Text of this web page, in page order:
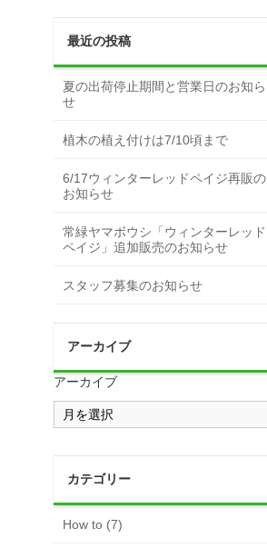
最近の投稿
夏の出荷停止期間と営業日のお知ら
せ
植木の植え付けは7/10頃まで
6/17ウィンターレッドペイジ再販の
お知らせ
常緑ヤマボウシ「ウィンターレッド
ペイジ」追加販売のお知らせ
スタッフ募集のお知らせ
アーカイブ
アーカイブ
カテゴリー
How to (7)